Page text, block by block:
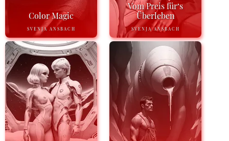
Color Magic
SVENJA ANSBACH
Vom Preis für‘s
Überleben
SVENJA ANSBACH